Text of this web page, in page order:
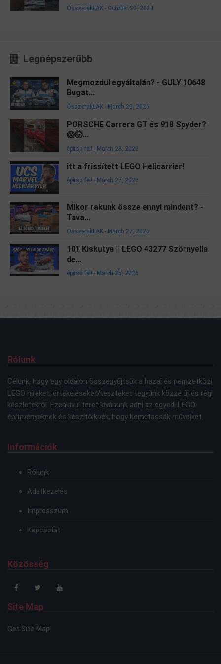
ÖsszerakLAK - October 20, 2024
Legnépszerűbb
Megmozdul egyáltalán? - GULY 10648
Bugat...
ÖsszerakLAK - March 29, 2026
PORSCHE Carrera GT és 918 Spyder?
😱🤯...
építsd fel! - March 28, 2026
itt a frissített LEGO Helicarrier!
építsd fel! - March 27, 2026
Mikor rakunk össze ennyi mindent? -
Tava...
ÖsszerakLAK - March 27, 2026
101 Kiskutya || LEGO 43277 Szörnyella
de...
építsd fel! - March 25, 2026
Rólunk
Célunk, hogy egy oldalon összegyűjtsük a hazai és nemzetközi
LEGO híreket, értékeléseket/teszteket tegyünk közzé új és régi
készletekről. Ezenkívül teret kívánunk adni az egyedi LEGO
építményeknek és készítőiknek, hogy bemutassák műveiket.
Információk
Rólunk
Adatkezelés
Impresszum
Kapcsolat
Közösség
Site Map
Get Site Map